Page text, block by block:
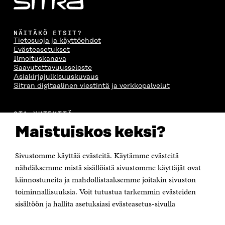
Maistuiskos keksi?
Sivustomme käyttää evästeitä. Käytämme evästeitä
nähdäksemme mistä sisällöistä sivustomme käyttäjät ovat
kiinnostuneita ja mahdollistaaksemme joitakin sivuston
toiminnallisuuksia. Voit tutustua tarkemmin evästeiden
sisältöön ja hallita asetuksiasi evästeasetus-sivulla
NÄITÄKÖ ETSIT?
Tietosuoja ja käyttöehdot
Evästeasetukset
Ilmoituskanava
Saavutettavuusseloste
Asiakirjajulkisuuskuvaus
Sitran digitaalinen viestintä ja verkkopalvelut
OTA YHTEYTTÄ
Itämerenkatu 11-13, PL 160,
00181 Helsinki
Puhelin +358 294 618 991
Sähköpostiosoite
Saapumisohjeet
Y-tunnus 0202132-3